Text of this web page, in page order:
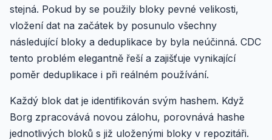
stejná. Pokud by se použily bloky pevné velikosti,
vložení dat na začátek by posunulo všechny
následující bloky a deduplikace by byla neúčinná. CDC
tento problém elegantně řeší a zajišťuje vynikající
poměr deduplikace i při reálném používání.
Každý blok dat je identifikován svým hashem. Když
Borg zpracovává novou zálohu, porovnává hashe
jednotlivých bloků s již uloženými bloky v repozitáři.